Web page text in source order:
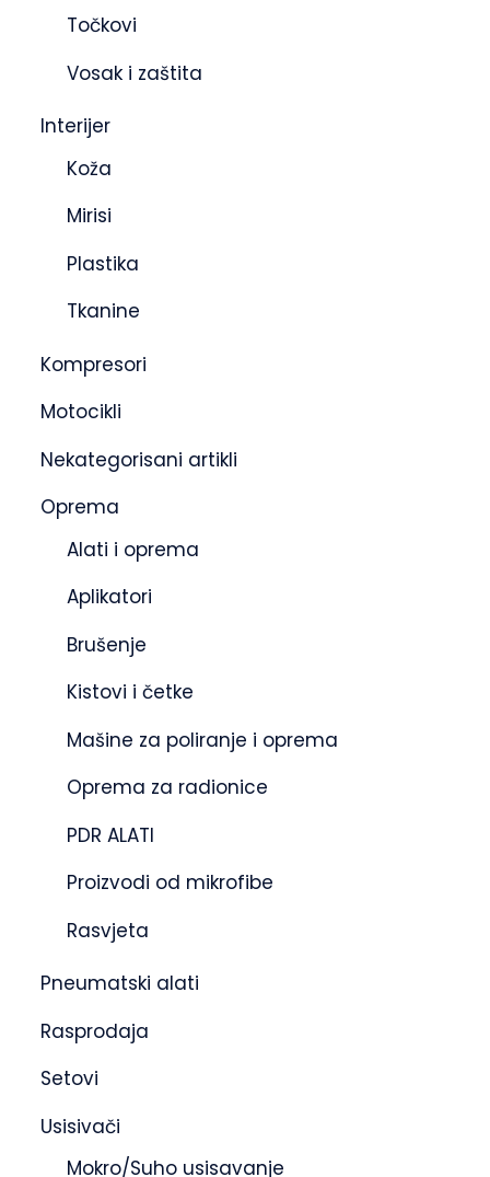
Točkovi
Vosak i zaštita
Interijer
Koža
Mirisi
Plastika
Tkanine
Kompresori
Motocikli
Nekategorisani artikli
Oprema
Alati i oprema
Aplikatori
Brušenje
Kistovi i četke
Mašine za poliranje i oprema
Oprema za radionice
PDR ALATI
Proizvodi od mikrofibe
Rasvjeta
Pneumatski alati
Rasprodaja
Setovi
Usisivači
Mokro/Suho usisavanje